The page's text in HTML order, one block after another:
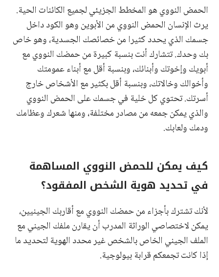
الحمض النووي هو المخطط الجزيئي لجميع الكائنات الحية.
يرث الإنسان الحمض النووي من الأبوين وهو الكود داخل
جسمك الذي يحدد كثيرا من خصائصك الجسدية، وهو خاص
بك وحدك. تتشارك أنت بنسبة كبيرة من حمضك النووي مع
أبويك وإخوتك وأبنائك، وبنسبة أقل مع أبناء عمومتك
وأخوالك وخالاتك، وبنسبة أقل بكثير مع الأشخاص خارج
أسرتك. تحتوي كل خلية في جسمك على الحمض النووي
والذي يمكن جمعه من مصادر مختلفة، ومنها شعرك وعظامك
ودمك ولعابك.
كيف يمكن للحمض النووي المساهمة
في تحديد هوية الشخص المفقود؟
لأنك تشترك بأجزاء من حمضك النووي مع أقاربك الجينيين،
يمكن لاختصاصي الوراثة المدرب أن يقارن ملفك الجيني مع
الملف الجيني الخاص بالشخص غير محدد الهوية لتحديد ما
إذا كانت تجمعكم قرابة بيولوجية.